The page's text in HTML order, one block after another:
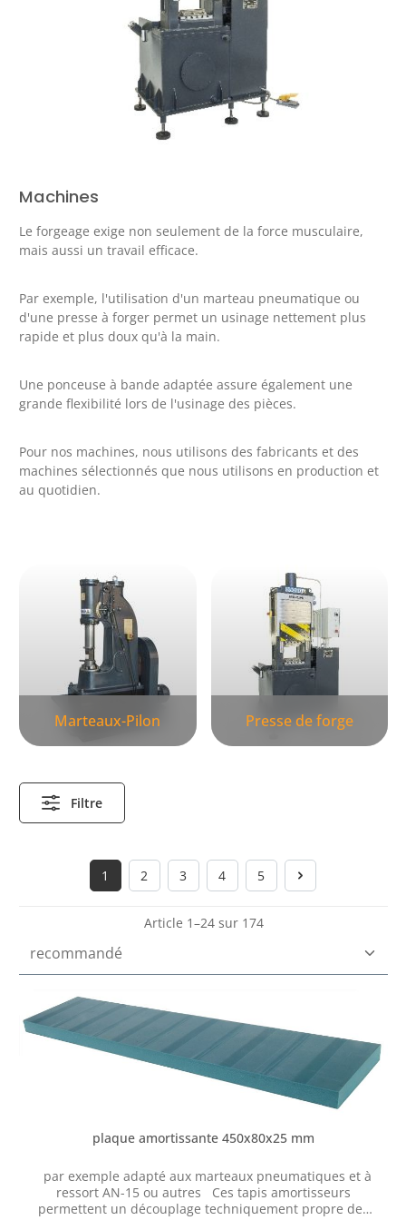
Machines
Le forgeage exige non seulement de la force musculaire,
mais aussi un travail efficace.
Par exemple, l'utilisation d'un marteau pneumatique ou
d'une presse à forger permet un usinage nettement plus
rapide et plus doux qu'à la main.
Une ponceuse à bande adaptée assure également une
grande flexibilité lors de l'usinage des pièces.
Pour nos machines, nous utilisons des fabricants et des
machines sélectionnés que nous utilisons en production et
au quotidien.
Skip category gallery
Marteaux-Pilon Presse de forge
Filtre
Page
1 Page
2 Page
3 Page
4 Page
5
Article 1–24 sur 174
plaque amortissante 450x80x25 mm
par exemple adapté aux marteaux pneumatiques et à
ressort AN-15 ou autres Ces tapis amortisseurs
permettent un découplage techniquement propre des